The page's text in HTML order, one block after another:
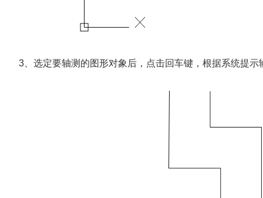
3、选定要轴测的图形对象后，点击回车键，根据系统提